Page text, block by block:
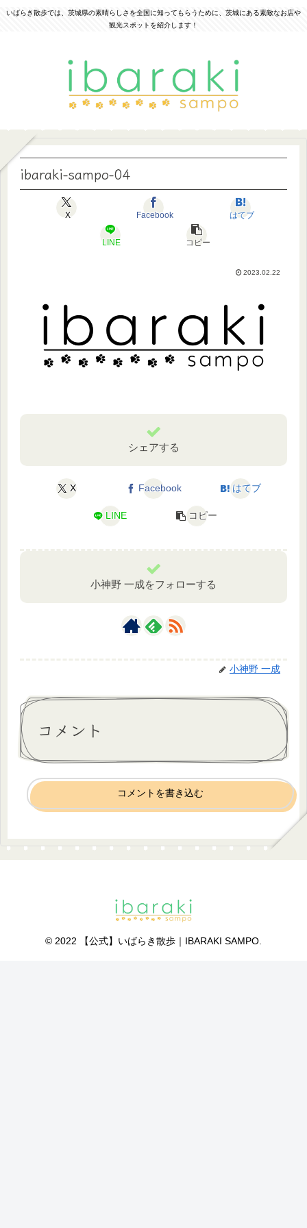
いばらき散歩では、茨城県の素晴らしさを全国に知ってもらうために、茨城にある素敵なお店や
観光スポットを紹介します！
ibaraki-sampo-04
X Facebook はてブ
LINE コピー
2023.02.22
シェアする
X Facebook はてブ
LINE コピー
小神野 一成をフォローする
小神野 一成
コメント
コメントを書き込む
© 2022 【公式】いばらき散歩｜IBARAKI SAMPO.